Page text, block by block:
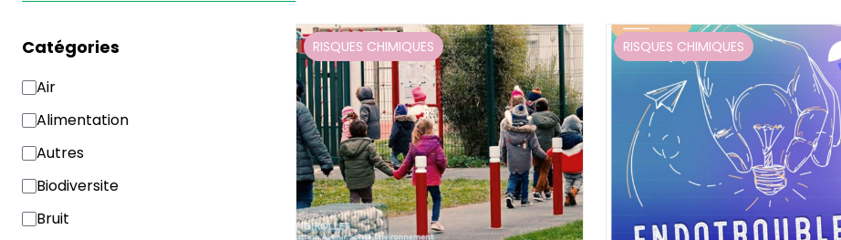
Catégories
Air
Alimentation
Autres
Biodiversite
Bruit
RISQUES CHIMIQUES RISQUES CHIMIQUES